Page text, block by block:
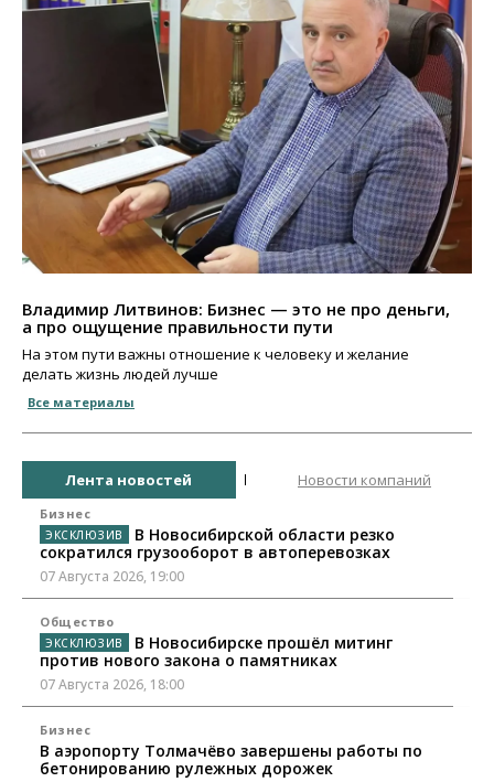
Владимир Литвинов: Бизнес — это не про деньги,
а про ощущение правильности пути
На этом пути важны отношение к человеку и желание
делать жизнь людей лучше
Все материалы
Лента новостей Новости компаний
Бизнес
В Новосибирской области резко
сократился грузооборот в автоперевозках
07 Августа 2026, 19:00
Общество
В Новосибирске прошёл митинг
против нового закона о памятниках
07 Августа 2026, 18:00
Бизнес
В аэропорту Толмачёво завершены работы по
бетонированию рулежных дорожек